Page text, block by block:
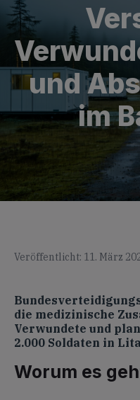
und
im
Veröffentlicht: 11. März
die medizinische
Verwundete und
2.000 Soldaten in
Worum es